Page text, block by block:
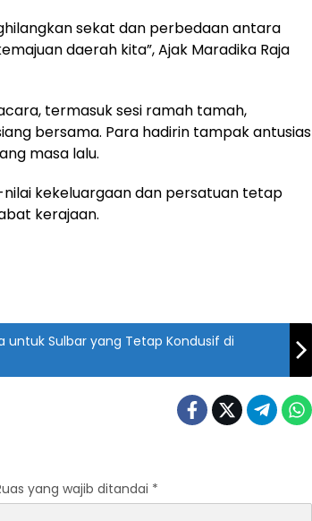
sekat dan perbedaan antara
daerah kita”, Ajak Maradika Raja
termasuk sesi ramah tamah,
bersama. Para hadirin tampak antusias
masa lalu.
kekeluargaan dan persatuan tetap
kerajaan.
untuk Sulbar yang Tetap Kondusif di
yang wajib ditandai *